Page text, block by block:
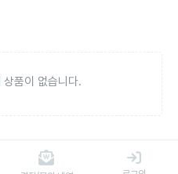
품이 없습니다.